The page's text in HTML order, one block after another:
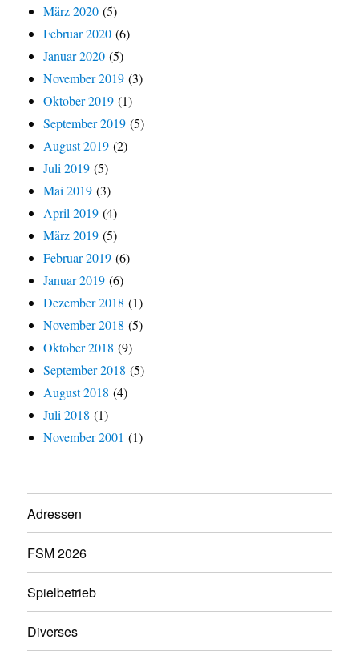
März 2020 (5)
Februar 2020 (6)
Januar 2020 (5)
November 2019 (3)
Oktober 2019 (1)
September 2019 (5)
August 2019 (2)
Juli 2019 (5)
Mai 2019 (3)
April 2019 (4)
März 2019 (5)
Februar 2019 (6)
Januar 2019 (6)
Dezember 2018 (1)
November 2018 (5)
Oktober 2018 (9)
September 2018 (5)
August 2018 (4)
Juli 2018 (1)
November 2001 (1)
Adressen
FSM 2026
Spielbetrieb
Diverses